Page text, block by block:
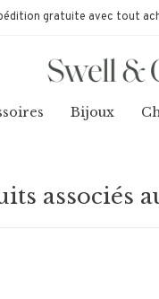
gratuite avec tout
Bijoux
associés